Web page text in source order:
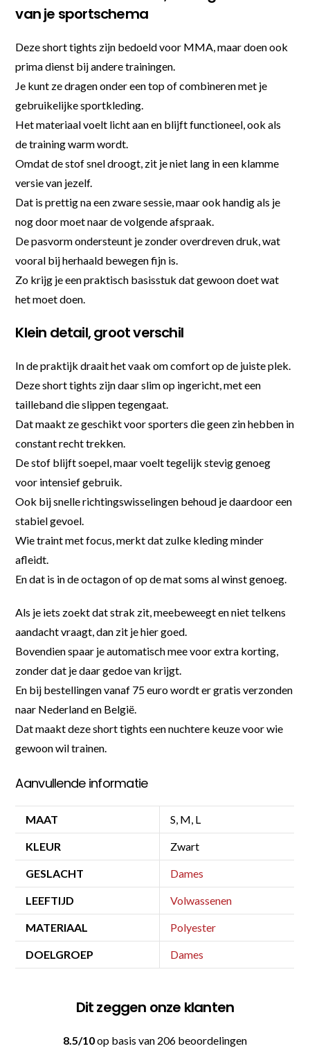
van je sportschema
Deze short tights zijn bedoeld voor MMA, maar doen ook
prima dienst bij andere trainingen.
Je kunt ze dragen onder een top of combineren met je
gebruikelijke sportkleding.
Het materiaal voelt licht aan en blijft functioneel, ook als
de training warm wordt.
Omdat de stof snel droogt, zit je niet lang in een klamme
versie van jezelf.
Dat is prettig na een zware sessie, maar ook handig als je
nog door moet naar de volgende afspraak.
De pasvorm ondersteunt je zonder overdreven druk, wat
vooral bij herhaald bewegen fijn is.
Zo krijg je een praktisch basisstuk dat gewoon doet wat
het moet doen.
Klein detail, groot verschil
In de praktijk draait het vaak om comfort op de juiste plek.
Deze short tights zijn daar slim op ingericht, met een
tailleband die slippen tegengaat.
Dat maakt ze geschikt voor sporters die geen zin hebben in
constant recht trekken.
De stof blijft soepel, maar voelt tegelijk stevig genoeg
voor intensief gebruik.
Ook bij snelle richtingswisselingen behoud je daardoor een
stabiel gevoel.
Wie traint met focus, merkt dat zulke kleding minder
afleidt.
En dat is in de octagon of op de mat soms al winst genoeg.
Als je iets zoekt dat strak zit, meebeweegt en niet telkens
aandacht vraagt, dan zit je hier goed.
Bovendien spaar je automatisch mee voor extra korting,
zonder dat je daar gedoe van krijgt.
En bij bestellingen vanaf 75 euro wordt er gratis verzonden
naar Nederland en België.
Dat maakt deze short tights een nuchtere keuze voor wie
gewoon wil trainen.
Aanvullende informatie
MAAT S, M, L
KLEUR Zwart
GESLACHT Dames
LEEFTIJD Volwassenen
MATERIAAL Polyester
DOELGROEP Dames
Dit zeggen onze klanten
8.5/10op basis van 206 beoordelingen